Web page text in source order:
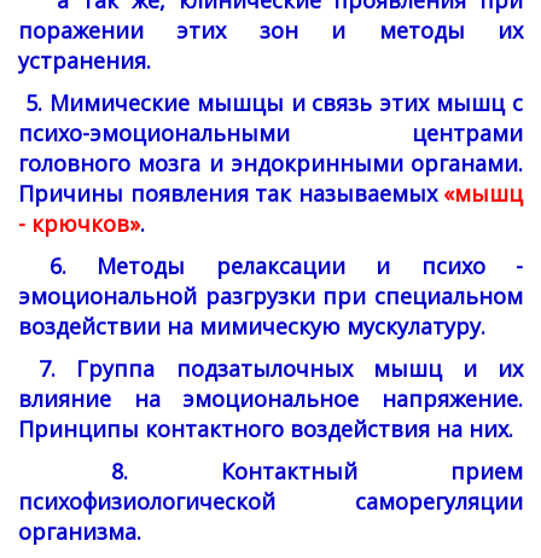
поражении этих зон и методы их
устранения.
5. Мимические мышцы и связь этих мышц с
психо-эмоциональными центрами
головного мозга и эндокринными органами.
Причины появления так называемых«мышц
- крючков».
6. Методы релаксации и психо -
эмоциональной разгрузки при специальном
воздействии на мимическую мускулатуру.
7. Группа подзатылочных мышц и их
влияние на эмоциональное напряжение.
Принципы контактного воздействия на них.
8. Контактный прием
психофизиологической саморегуляции
организма.